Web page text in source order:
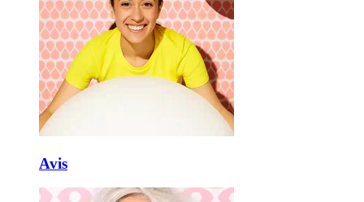
Avis